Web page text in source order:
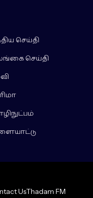
செய்தி
செய்தி
UsThadam FM